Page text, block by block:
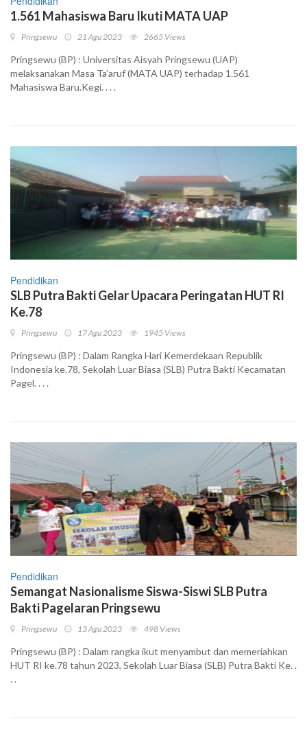
1.561 Mahasiswa Baru Ikuti MATA UAP
Pringsewu 21 Agu 2023 2665 Views
Pringsewu (BP) : Universitas Aisyah Pringsewu (UAP)
melaksanakan Masa Ta’aruf (MATA UAP) terhadap 1.561
Mahasiswa Baru.Kegi. . . .
Pendidikan
SLB Putra Bakti Gelar Upacara Peringatan HUT RI
Ke.78
Pringsewu 17 Agu 2023 1945 Views
Pringsewu (BP) : Dalam Rangka Hari Kemerdekaan Republik
Indonesia ke.78, Sekolah Luar Biasa (SLB) Putra Bakti Kecamatan
Pagel. . . .
Pendidikan
Semangat Nasionalisme Siswa-Siswi SLB Putra
Bakti Pagelaran Pringsewu
Pringsewu 13 Agu 2023 498 Views
Pringsewu (BP) : Dalam rangka ikut menyambut dan memeriahkan
HUT RI ke.78 tahun 2023, Sekolah Luar Biasa (SLB) Putra Bakti Ke. .
. .